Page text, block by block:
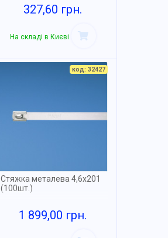
327,60 грн.
На складі в Києві
код: 32427
Стяжка металева 4,6х201
(100шт.)
1 899,00 грн.